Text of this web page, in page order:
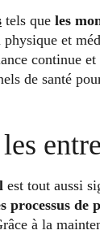
tels que les
et
continue
de santé
est tout aussi
processus de
à la